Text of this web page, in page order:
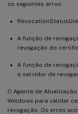
os seguintes erros:
A função de
revogação do
A função de
o servidor de
O Agente de
Windows para validar
revogação. Os erros